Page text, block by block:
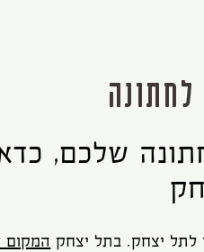
לחתונה
שלכם,
לתל יצחק. בתל יצחק המקום